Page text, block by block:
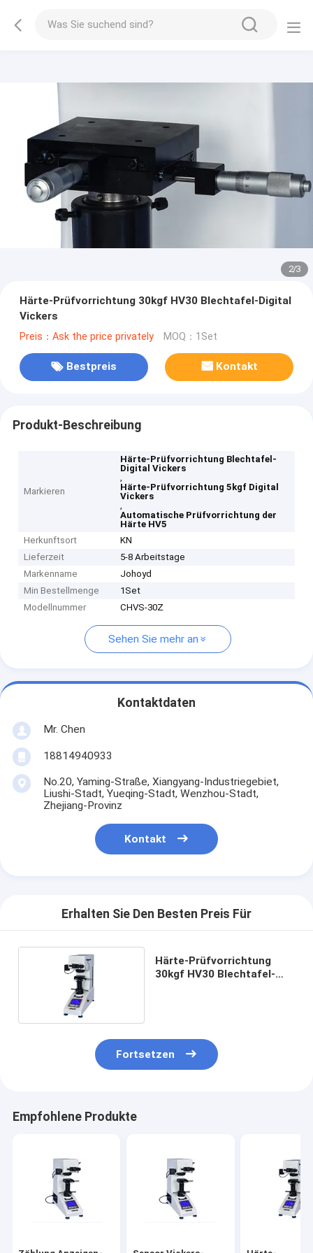
2/3
Härte-Prüfvorrichtung 30kgf HV30 Blechtafel-Digital
Vickers
Preis：Ask the price privately MOQ：1Set
Bestpreis Kontakt
Produkt-Beschreibung
Markieren
Härte-Prüfvorrichtung Blechtafel-
Digital Vickers
,
Härte-Prüfvorrichtung 5kgf Digital
Vickers
,
Automatische Prüfvorrichtung der
Härte HV5
Herkunftsort
KN
Lieferzeit
5-8 Arbeitstage
Markenname
Johoyd
Min Bestellmenge
1Set
Modellnummer
CHVS-30Z
Sehen Sie mehr an
Kontaktdaten
Mr. Chen
18814940933
No.20, Yaming-Straße, Xiangyang-Industriegebiet,
Liushi-Stadt, Yueqing-Stadt, Wenzhou-Stadt,
Zhejiang-Provinz
Kontakt
Erhalten Sie Den Besten Preis Für
Härte-Prüfvorrichtung
30kgf HV30 Blechtafel-
Fortsetzen
Empfohlene Produkte